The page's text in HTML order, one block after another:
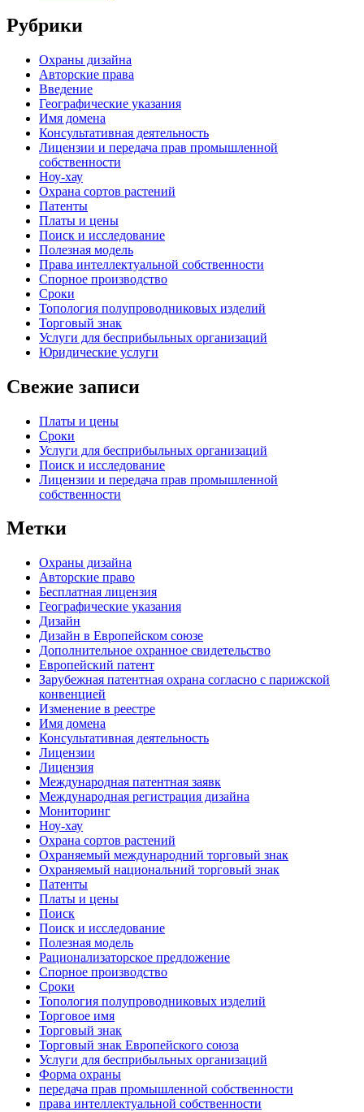
Рубрики
Oхраны дизайна
Авторские права
Введение
Географические указания
Имя домена
Консультативная деятельность
Лицензии и передача прав промышленной
собственности
Ноу-хау
Охрана сортов растений
Патенты
Платы и цены
Поиск и исследование
Полезная модель
Права интеллектуальной собственности
Спорное производство
Сроки
Топология полупроводниковых изделий
Торговый знак
Услуги для беcприбыльных организаций
Юридические услуги
Свежие записи
Платы и цены
Сроки
Услуги для беcприбыльных организаций
Поиск и исследование
Лицензии и передача прав промышленной
собственности
Метки
Oхраны дизайна
Авторские правo
Бесплатная лицензия
Географические указания
Дизайн
Дизайн в Европейском союзе
Дополнительное охранное свидетельство
Европейский патент
Зарубежная патентная охрана согласно с парижской
конвенцией
Изменение в реестре
Имя домена
Консультативная деятельность
Лицензии
Лицензия
Международная патентная заявк
Международная регистрация дизайна
Мониторинг
Ноу-хау
Охрана сортов растений
Охраняемый международний торговый знак
Охраняемый национальний торговый знак
Патенты
Платы и цены
Поиск
Поиск и исследование
Полезная модель
Рационализаторское предложение
Спорное производство
Сроки
Топология полупроводниковых изделий
Торговое имя
Торговый знак
Торговый знак Европейского союза
Услуги для беcприбыльных организаций
Форма охраны
передача прав промышленной собственности
права интеллектуальной собственности